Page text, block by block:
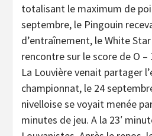
totalisant le maximum de
septembre, le Pingouin
d’entraînement, le White
rencontre sur le score de O –
La Louvière venait partager
championnat, le 24
nivelloise se voyait menée
minutes de jeu. A la 23′